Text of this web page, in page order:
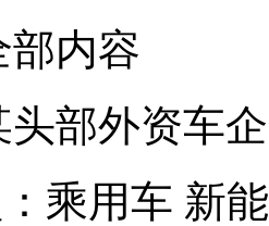
部内容
头部外资车企
乘用车 新